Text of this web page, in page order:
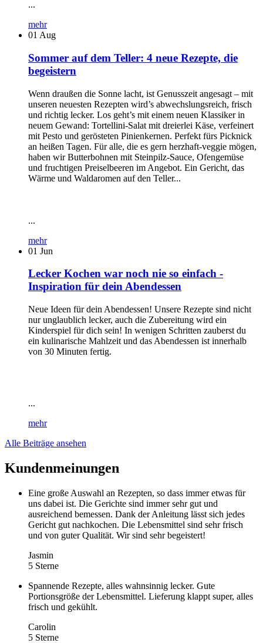
...
mehr
01 Aug
Sommer auf dem Teller: 4 neue Rezepte, die
begeistern
Wenn draußen die Sonne lacht, ist Genusszeit angesagt – mit
unseren neuesten Rezepten wird’s abwechslungsreich, frisch
und richtig lecker. Los geht’s mit einem neuen Klassiker in
neuem Gewand: Tortellini-Salat mit dreierlei Käse, verfeinert
mit Pesto und gerösteten Pinienkernen. Perfekt fürs Picknick
an heißen Tagen. Für alle, die es gern herzhaft-veggie mögen,
haben wir Butterbohnen mit Steinpilz-Sauce, Ofengemüse
und fruchtigen Preiselbeeren im Angebot. Ein Gericht, das
Wärme und Waldaromen auf den Teller...
...
mehr
01 Jun
Lecker Kochen war noch nie so einfach -
Inspiration für dein Abendessen
Neue Ideen für dein Abendessen! Unsere Rezepte sind nicht
nur unglaublich lecker, auch die Zubereitung wird ein
Kinderspiel für dich sein! In wenigen Schritten zauberst du
ein kulinarische Mahlzeit und das Abendessen ist innerhalb
von 30 Minuten fertig.
...
mehr
Alle Beiträge ansehen
Kundenmeinungen
Eine große Auswahl an Rezepten, so dass immer etwas für
uns dabei ist. Die Gerichte sind immer sehr gut und
ausreichend bemessen. Dank der Anleitung lässt sich jedes
Gericht gut nachkochen. Die Lebensmittel sind sehr frisch
und von guter Qualität. Wir sind sehr begeistert!
Jasmin
5 Sterne
Spannende Rezepte, alles wahnsinnig lecker. Gute
Portionsgröße der Lebensmittel. Lieferung klappt super, alles
frisch und gekühlt.
Carolin
5 Sterne